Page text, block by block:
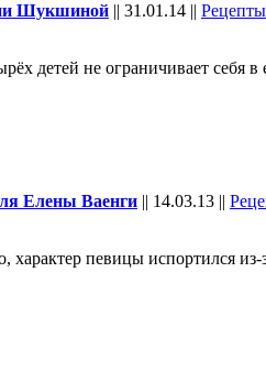
Шукшиной || 31.01.14 ||
детей не ограничивает себя в
Елены Ваенги || 14.03.13 ||
певицы испортился из-